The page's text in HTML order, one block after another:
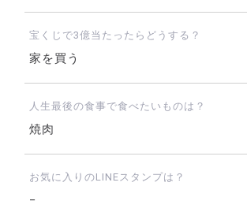
宝くじで3億当たったらどうする？
家を買う
人生最後の食事で食べたいものは？
焼肉
お気に入りのLINEスタンプは？